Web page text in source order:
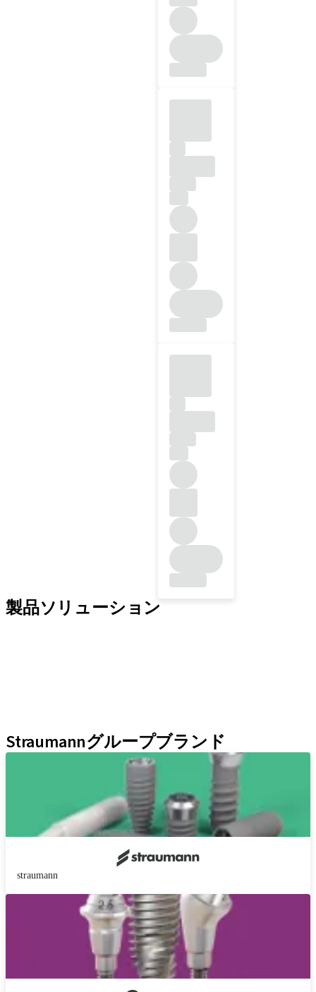
製品ソリューション
Straumannグループブランド
straumann